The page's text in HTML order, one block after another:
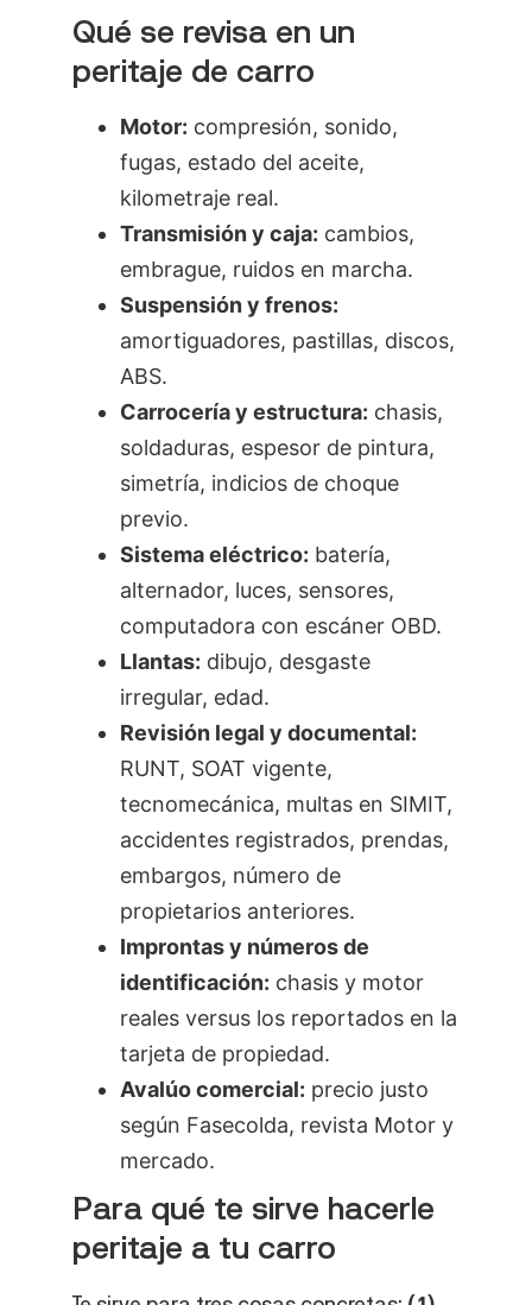
Qué se revisa en un
peritaje de carro
Motor: compresión, sonido,
fugas, estado del aceite,
kilometraje real.
Transmisión y caja: cambios,
embrague, ruidos en marcha.
Suspensión y frenos:
amortiguadores, pastillas, discos,
ABS.
Carrocería y estructura: chasis,
soldaduras, espesor de pintura,
simetría, indicios de choque
previo.
Sistema eléctrico: batería,
alternador, luces, sensores,
computadora con escáner OBD.
Llantas: dibujo, desgaste
irregular, edad.
Revisión legal y documental:
RUNT, SOAT vigente,
tecnomecánica, multas en SIMIT,
accidentes registrados, prendas,
embargos, número de
propietarios anteriores.
Improntas y números de
identificación: chasis y motor
reales versus los reportados en la
tarjeta de propiedad.
Avalúo comercial: precio justo
según Fasecolda, revista Motor y
mercado.
Para qué te sirve hacerle
peritaje a tu carro